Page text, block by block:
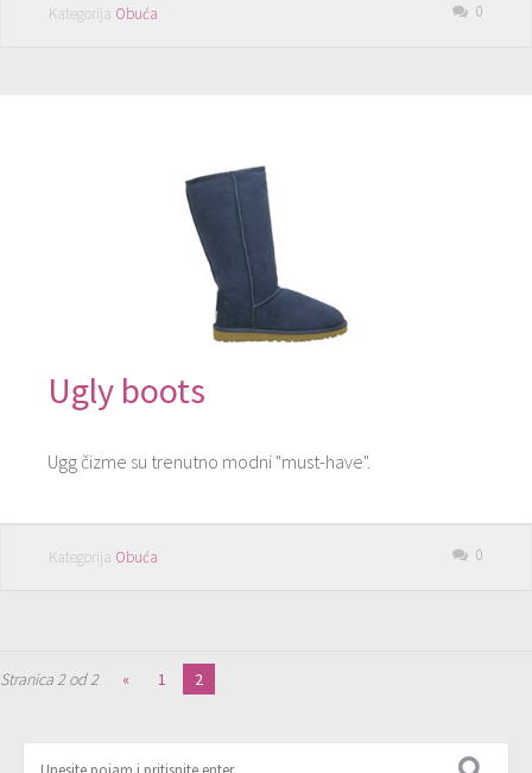
Kategorija Obuća 0
Ugly boots
Ugg čizme su trenutno modni "must-have".
Kategorija Obuća 0
Stranica 2 od 2 « 1 2